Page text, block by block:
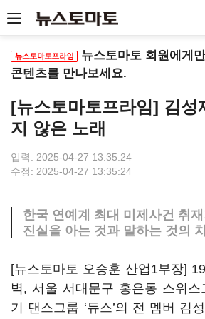
뉴스토마토 회원에게
콘텐츠를 만나보세요.
[뉴스토마토프라임] 김성
지 않은 노래
입력: 2025-04-27 13:35:24
수정: 2025-04-27 13:35:24
한국 연예계 최대 미제사건 취재
진실을 아는 것과 말하는 것의 차
[뉴스토마토 오승훈 산업1부장]
벽, 서울 서대문구 홍은동 스위스
기 댄스그룹 ‘듀스’의 전 멤버 김